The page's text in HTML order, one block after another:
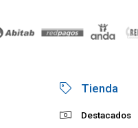
Tienda
Destacados